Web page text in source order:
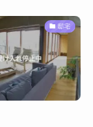
邸宅